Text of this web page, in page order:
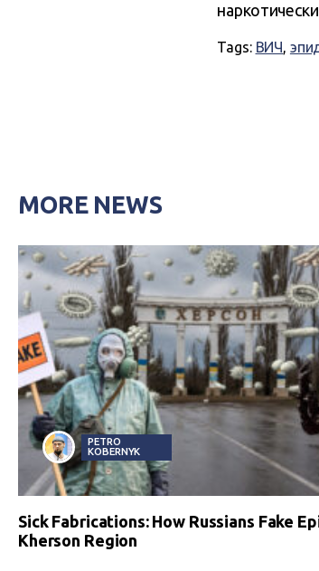
Tags: ВИЧ,
MORE NEWS
PETRO
KOBERNYK
Sick Fabrications: How Russians Fake
Kherson Region